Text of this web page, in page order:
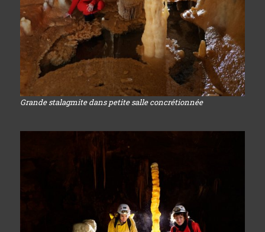
Grande stalagmite dans petite salle concrétionnée